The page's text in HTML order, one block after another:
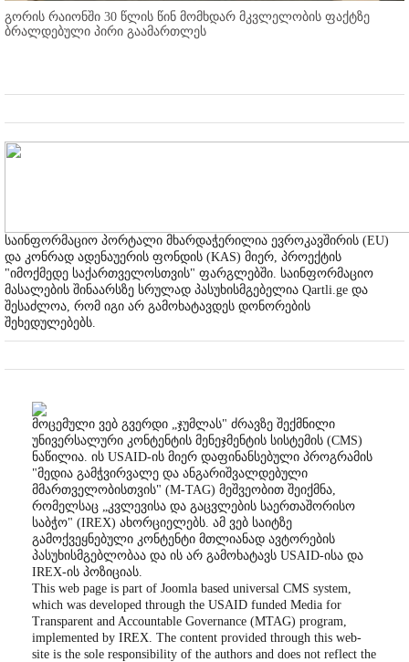
გორის რაიონში 30 წლის წინ მომხდარ მკვლელობის ფაქტზე
ბრალდებული პირი გაამართლეს
საინფორმაციო პორტალი მხარდაჭერილია ევროკავშირის (EU)
და კონრად ადენაუერის ფონდის (KAS) მიერ, პროექტის
"იმოქმედე საქართველოსთვის" ფარგლებში. საინფორმაციო
მასალების შინაარსზე სრულად პასუხისმგებელია Qartli.ge და
შესაძლოა, რომ იგი არ გამოხატავდეს დონორების
შეხედულებებს.
მოცემული ვებ გვერდი „ჯუმლას" ძრავზე შექმნილი
უნივერსალური კონტენტის მენეჯმენტის სისტემის (CMS)
ნაწილია. ის USAID-ის მიერ დაფინანსებული პროგრამის
"მედია გამჭვირვალე და ანგარიშვალდებული
მმართველობისთვის" (M-TAG) მეშვეობით შეიქმნა,
რომელსაც „კვლევისა და გაცვლების საერთაშორისო
საბჭო" (IREX) ახორციელებს. ამ ვებ საიტზე
გამოქვეყნებული კონტენტი მთლიანად ავტორების
პასუხისმგებლობაა და ის არ გამოხატავს USAID-ისა და
IREX-ის პოზიციას.
This web page is part of Joomla based universal CMS system,
which was developed through the USAID funded Media for
Transparent and Accountable Governance (MTAG) program,
implemented by IREX. The content provided through this web-
site is the sole responsibility of the authors and does not reflect the